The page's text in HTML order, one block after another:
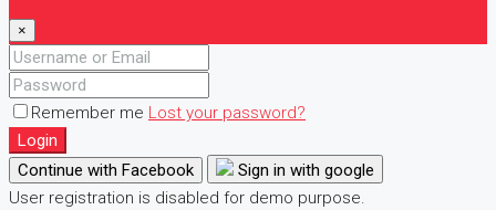
×
Remember me Lost your password?
Login
Continue with Facebook
Sign in with google
User registration is disabled for demo purpose.